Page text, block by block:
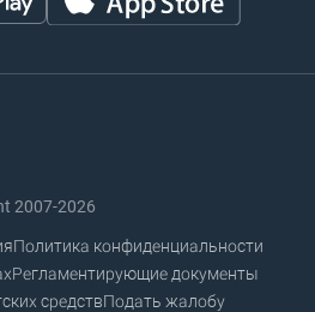
2007-2026
Политика конфиденциальности
Регламентирующие документы
средствПодать жалобу